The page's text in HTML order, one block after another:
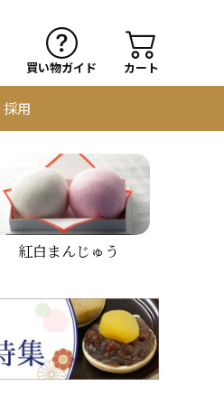
買い物ガイド カート
採用
紅白まんじゅう